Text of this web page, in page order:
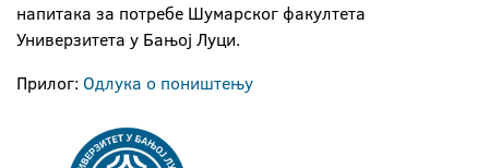
напитака за потребе Шумарског факултета
Универзитета у Бањој Луци.
Прилог: Одлука о поништењу